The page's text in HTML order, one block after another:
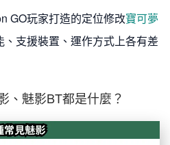
GO玩家打造的定位修改寶可夢
支援裝置、運作方式上各有差
、魅影BT都是什麼？